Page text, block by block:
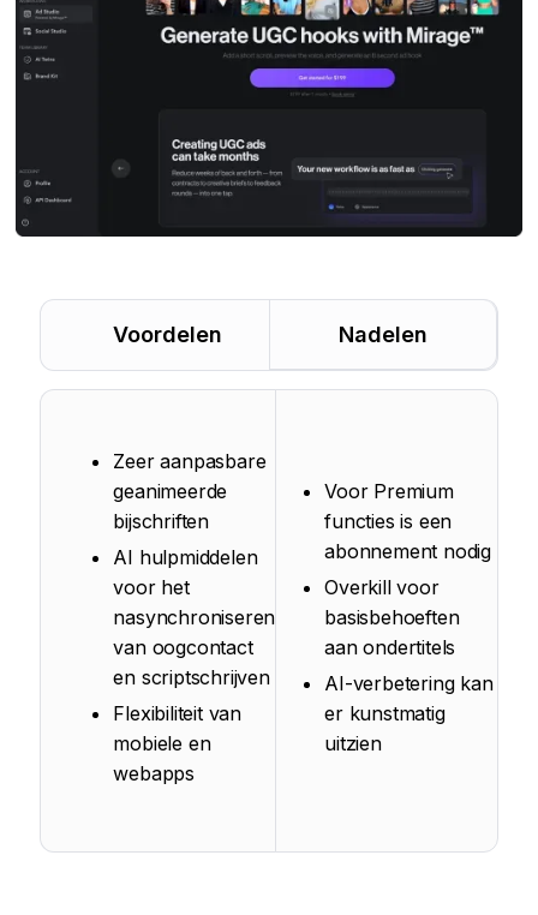
Voordelen Nadelen
Zeer aanpasbare
geanimeerde
bijschriften
AI hulpmiddelen
voor het
nasynchroniseren
van oogcontact
en scriptschrijven
Flexibiliteit van
mobiele en
webapps
Voor Premium
functies is een
abonnement nodig
Overkill voor
basisbehoeften
aan ondertitels
AI-verbetering kan
er kunstmatig
uitzien